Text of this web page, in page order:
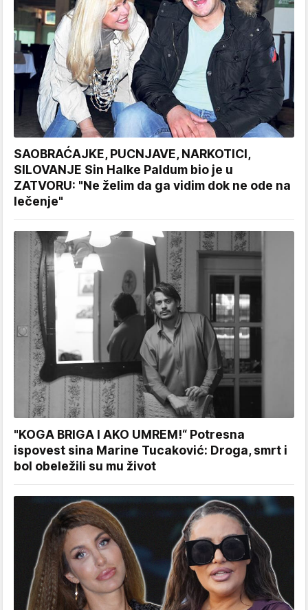
SAOBRAĆAJKE, PUCNJAVE, NARKOTICI,
SILOVANJE Sin Halke Paldum bio je u
ZATVORU: "Ne želim da ga vidim dok ne ode na
lečenje"
"KOGA BRIGA I AKO UMREM!“ Potresna
ispovest sina Marine Tucaković: Droga, smrt i
bol obeležili su mu život